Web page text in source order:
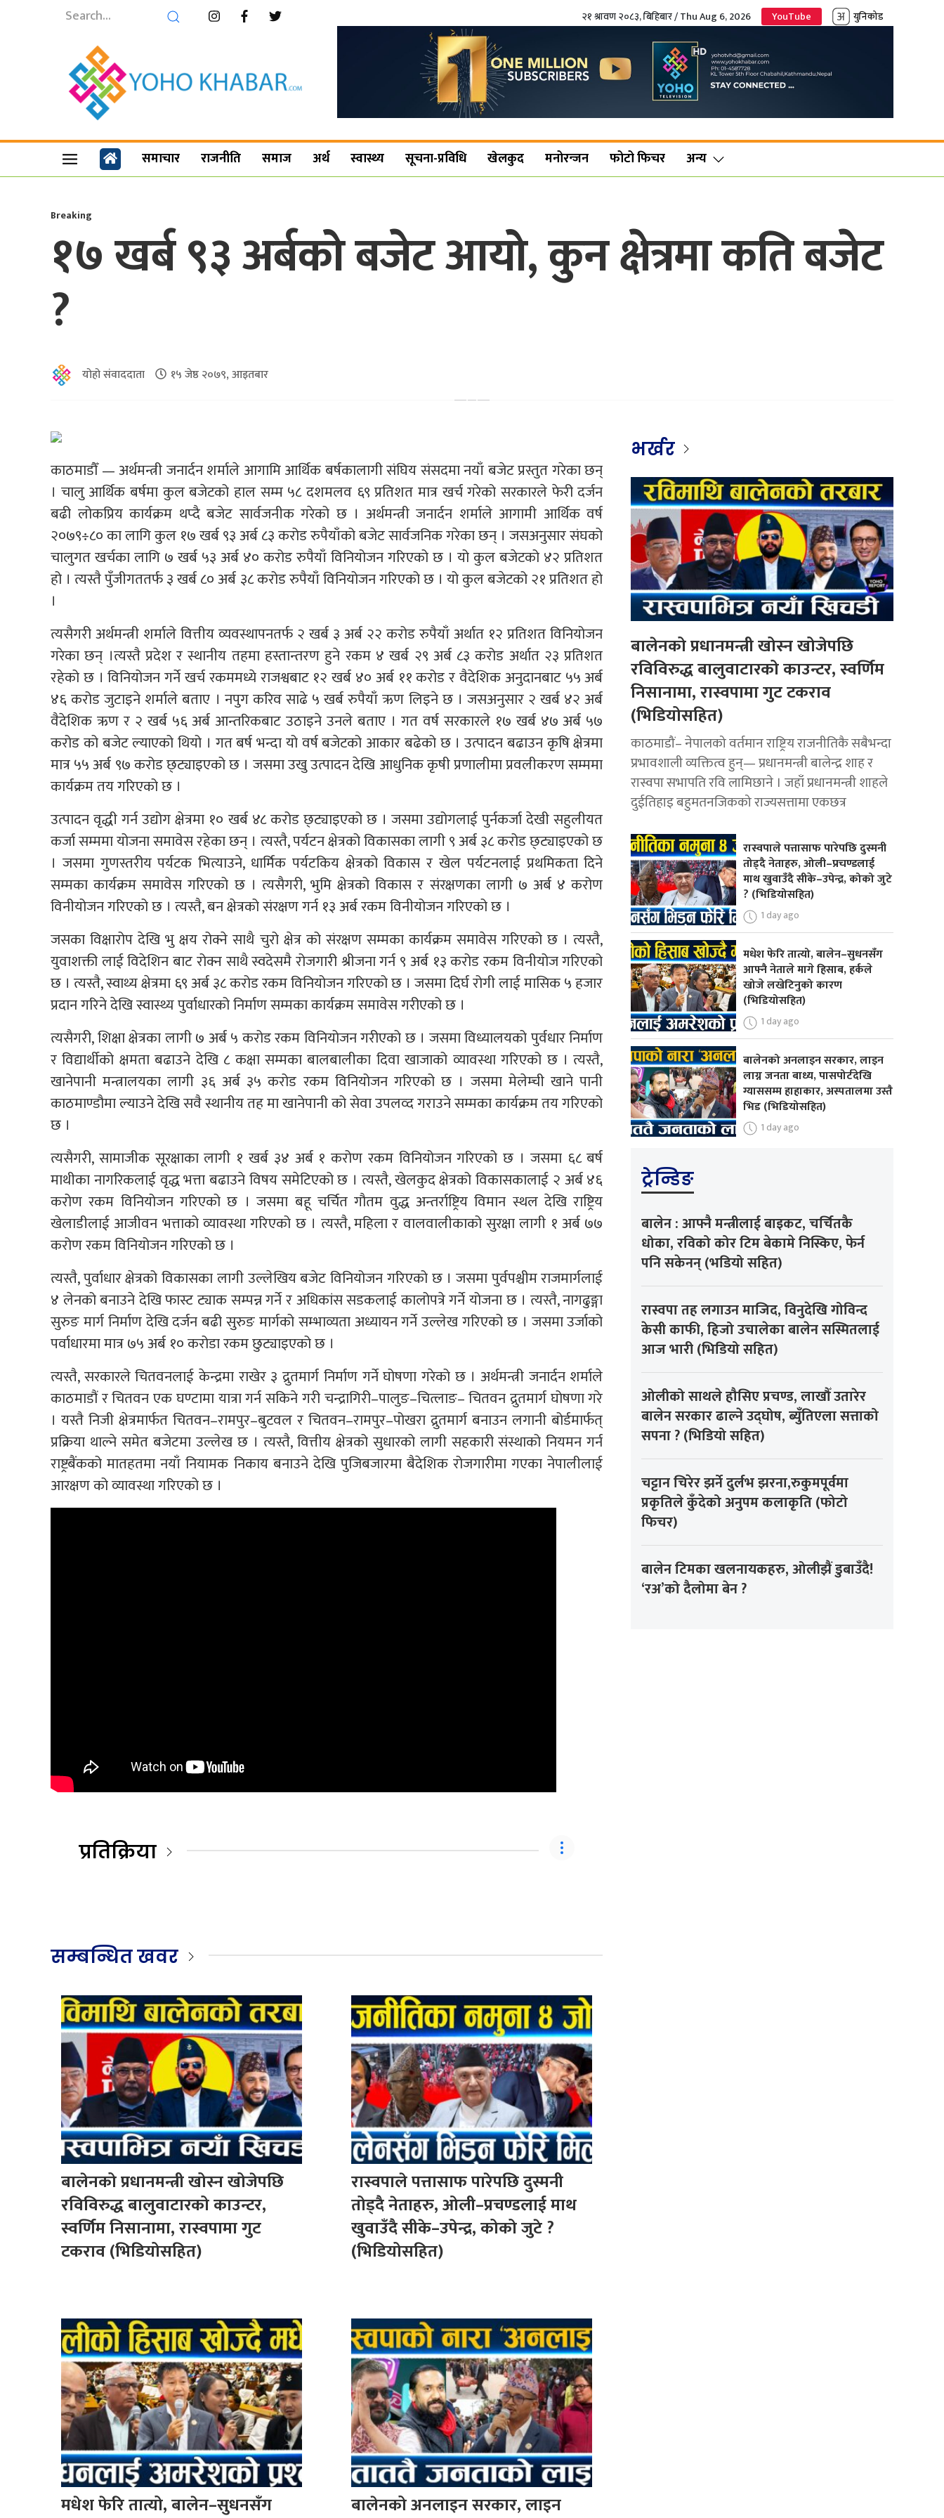
२१ श्रावण २०८३, बिहिबार / Thu Aug 6, 2026 YouTube युनिकोड
समाचार राजनीति समाज अर्थ स्वास्थ्य सूचना-प्रविधि खेलकुद मनोरन्जन फोटो फिचर अन्य
Breaking
१७ खर्ब ९३ अर्बको बजेट आयो, कुन क्षेत्रमा कति बजेट
?
योहो संवाददाता १५ जेष्ठ २०७९, आइतबार
काठमाडौँ — अर्थमन्त्री जनार्दन शर्माले आगामि आर्थिक बर्षकालागी संघिय संसदमा नयाँ बजेट प्रस्तुत गरेका छन्
। चालु आर्थिक बर्षमा कुल बजेटको हाल सम्म ५८ दशमलव ६९ प्रतिशत मात्र खर्च गरेको सरकारले फेरी दर्जन
बढी लोकप्रिय कार्यक्रम थप्दै बजेट सार्वजनीक गरेको छ । अर्थमन्त्री जनार्दन शर्माले आगामी आर्थिक वर्ष
२०७९÷८० का लागि कुल १७ खर्ब ९३ अर्ब ८३ करोड रुपैयाँको बजेट सार्वजनिक गरेका छन् । जसअनुसार संघको
चालुगत खर्चका लागि ७ खर्ब ५३ अर्ब ४० करोड रुपैयाँ विनियोजन गरिएको छ । यो कुल बजेटको ४२ प्रतिशत
हो । त्यस्तै पुँजीगततर्फ ३ खर्ब ८० अर्ब ३८ करोड रुपैयाँ विनियोजन गरिएको छ । यो कुल बजेटको २१ प्रतिशत हो
।
त्यसैगरी अर्थमन्त्री शर्माले वित्तीय व्यवस्थापनतर्फ २ खर्ब ३ अर्ब २२ करोड रुपैयाँ अर्थात १२ प्रतिशत विनियोजन
गरेका छन् ।त्यस्तै प्रदेश र स्थानीय तहमा हस्तान्तरण हुने रकम ४ खर्ब २९ अर्ब ८३ करोड अर्थात २३ प्रतिशत
रहेको छ । विनियोजन गर्ने खर्च रकममध्ये राजश्वबाट १२ खर्ब ४० अर्ब ११ करोड र वैदेशिक अनुदानबाट ५५ अर्ब
४६ करोड जुटाइने शर्माले बताए । नपुग करिव साढे ५ खर्ब रुपैयाँ ऋण लिइने छ । जसअनुसार २ खर्ब ४२ अर्ब
वैदेशिक ऋण र २ खर्ब ५६ अर्ब आन्तरिकबाट उठाइने उनले बताए । गत वर्ष सरकारले १७ खर्ब ४७ अर्ब ५७
करोड को बजेट ल्याएको थियो । गत बर्ष भन्दा यो वर्ष बजेटको आकार बढेको छ । उत्पादन बढाउन कृषि क्षेत्रमा
मात्र ५५ अर्ब ९७ करोड छ्ट्याइएको छ । जसमा उखु उत्पादन देखि आधुनिक कृषी प्रणालीमा प्रवलीकरण सम्ममा
कार्यक्रम तय गरिएको छ ।
उत्पादन वृद्धी गर्न उद्योग क्षेत्रमा १० खर्ब ४८ करोड छ्ट्याइएको छ । जसमा उद्योगलाई पुर्नकर्जा देखी सहुलीयत
कर्जा सम्ममा योजना समावेस रहेका छन् । त्यस्तै, पर्यटन क्षेत्रको विकासका लागी ९ अर्ब ३८ करोड छ्ट्याइएको छ
। जसमा गुणस्तरीय पर्यटक भित्याउने, धार्मिक पर्यटकिय क्षेत्रको विकास र खेल पर्यटनलाई प्रथमिकता दिने
सम्मका कार्यक्रम समावेस गरिएको छ । त्यसैगरी, भुमि क्षेत्रको विकास र संरक्षणका लागी ७ अर्ब ४ करोण
विनीयोजन गरिएको छ । त्यस्तै, बन क्षेत्रको संरक्षण गर्न १३ अर्ब रकम विनीयोजन गरिएको छ ।
जसका विक्षारोप देखि भु क्षय रोक्ने साथै चुरो क्षेत्र को संरक्षण सम्मका कार्यक्रम समावेस गरिएको छ । त्यस्तै,
युवाशक्ती लाई विदेशिन बाट रोक्न साथै स्वदेसमै रोजगारी श्रीजना गर्न ९ अर्ब १३ करोड रकम विनीयोज गरिएको
छ । त्यस्तै, स्वाथ्य क्षेत्रमा ६९ अर्ब ३८ करोड रकम विनियोजन गरिएको छ । जसमा दिर्घ रोगी लाई मासिक ५ हजार
प्रदान गरिने देखि स्वास्थ्य पुर्वाधारको निर्माण सम्मका कार्यक्रम समावेस गरीएको छ ।
त्यसैगरी, शिक्षा क्षेत्रका लागी ७ अर्ब ५ करोड रकम विनियोजन गरीएको छ । जसमा विध्यालयको पुर्वधार निर्माण
र विद्यार्थीको क्षमता बढाउने देखि ८ कक्षा सम्मका बालबालीका दिवा खाजाको व्यावस्था गरिएको छ । त्यस्तै,
खानेपानी मन्त्रालयका लागी ३६ अर्ब ३५ करोड रकम विनियोजन गरिएको छ । जसमा मेलेम्ची खाने पानी
काठमाण्डौमा ल्याउने देखि सवै स्थानीय तह मा खानेपानी को सेवा उपलव्द गराउने सम्मका कार्यक्रम तय गरिएको
छ ।
त्यसैगरी, सामाजीक सूरक्षाका लागी १ खर्ब ३४ अर्ब १ करोण रकम विनियोजन गरिएको छ । जसमा ६८ बर्ष
माथीका नागरिकलाई वृद्ध भत्ता बढाउने विषय समेटिएको छ । त्यस्तै, खेलकुद क्षेत्रको विकासकालाई २ अर्ब ४६
करोण रकम विनियोजन गरिएको छ । जसमा बहू चर्चित गौतम वुद्ध अन्तर्राष्ट्रिय विमान स्थल देखि राष्ट्रिय
खेलाडीलाई आजीवन भत्ताको व्यावस्था गरिएको छ । त्यस्तै, महिला र वालवालीकाको सुरक्षा लागी १ अर्ब ७७
करोण रकम विनियोजन गरिएको छ ।
त्यस्तै, पुर्वाधार क्षेत्रको विकासका लागी उल्लेखिय बजेट विनियोजन गरिएको छ । जसमा पुर्वपश्चीम राजमार्गलाई
४ लेनको बनाउने देखि फास्ट ट्याक सम्पन्न गर्ने र अधिकांस सडकलाई कालोपत्रे गर्ने योजना छ । त्यस्तै, नागढुङ्गा
सुरुङ मार्ग निर्माण देखि दर्जन बढी सुरुङ मार्गको सम्भाव्यता अध्यायन गर्ने उल्लेख गरिएको छ । जसमा उर्जाको
पर्वाधारमा मात्र ७५ अर्ब १० करोडा रकम छुट्याइएको छ ।
त्यस्तै, सरकारले चितवनलाई केन्द्रमा राखेर ३ द्रुतमार्ग निर्माण गर्ने घोषणा गरेको छ । अर्थमन्त्री जनार्दन शर्माले
काठमाडौं र चितवन एक घण्टामा यात्रा गर्न सकिने गरी चन्द्रागिरी–पालुङ–चित्लाङ– चितवन द्रुतमार्ग घोषणा गरे
। यस्तै निजी क्षेत्रमार्फत चितवन–रामपुर–बुटवल र चितवन–रामपुर–पोखरा द्रुतमार्ग बनाउन लगानी बोर्डमार्फत्
प्रक्रिया थाल्ने समेत बजेटमा उल्लेख छ । त्यस्तै, वित्तीय क्षेत्रको सुधारको लागी सहकारी संस्थाको नियमन गर्न
राष्ट्रबैंकको मातहतमा नयाँ नियामक निकाय बनाउने देखि पुजिबजारमा बैदेशिक रोजगारीमा गएका नेपालीलाई
आरक्षण को व्यावस्था गरिएको छ ।
प्रतिक्रिया
सम्बन्धित खवर
बालेनको प्रधानमन्त्री खोस्न खोजेपछि
रविविरुद्ध बालुवाटारको काउन्टर,
स्वर्णिम निसानामा, रास्वपामा गुट
टकराव (भिडियोसहित)
रास्वपाले पत्तासाफ पारेपछि दुस्मनी
तोड्दै नेताहरु, ओली–प्रचण्डलाई माथ
खुवाउँदै सीके–उपेन्द्र, कोको जुटे ?
(भिडियोसहित)
मधेश फेरि तात्यो, बालेन–सुधनसँग
बालेनको अनलाइन सरकार, लाइन
भर्खर
बालेनको प्रधानमन्त्री खोस्न खोजेपछि
रविविरुद्ध बालुवाटारको काउन्टर, स्वर्णिम
निसानामा, रास्वपामा गुट टकराव
(भिडियोसहित)
काठमाडौं– नेपालको वर्तमान राष्ट्रिय राजनीतिकै सबैभन्दा
प्रभावशाली व्यक्तित्व हुन्— प्रधानमन्त्री बालेन्द्र शाह र
रास्वपा सभापति रवि लामिछाने । जहाँ प्रधानमन्त्री शाहले
दुईतिहाइ बहुमतनजिकको राज्यसत्तामा एकछत्र
रास्वपाले पत्तासाफ पारेपछि दुस्मनी
तोड्दै नेताहरु, ओली–प्रचण्डलाई
माथ खुवाउँदै सीके–उपेन्द्र, कोको जुटे
? (भिडियोसहित)
1 day ago
मधेश फेरि तात्यो, बालेन–सुधनसँग
आफ्नै नेताले मागे हिसाब, हर्कले
खोजे लखेटिनुको कारण
(भिडियोसहित)
1 day ago
बालेनको अनलाइन सरकार, लाइन
लाग्न जनता बाध्य, पासपोर्टदेखि
ग्याससम्म हाहाकार, अस्पतालमा उस्तै
भिड (भिडियोसहित)
1 day ago
ट्रेन्डिङ
बालेन : आफ्नै मन्त्रीलाई बाइकट, चर्चितकै
धोका, रविको कोर टिम बेकामे निस्किए, फेर्न
पनि सकेनन् (भडियो सहित)
रास्वपा तह लगाउन माजिद, विनुदेखि गोविन्द
केसी काफी, हिजो उचालेका बालेन सस्मितलाई
आज भारी (भिडियो सहित)
ओलीको साथले हौसिए प्रचण्ड, लाखौँ उतारेर
बालेन सरकार ढाल्ने उद्घोष, ब्युँतिएला सत्ताको
सपना ? (भिडियो सहित)
चट्टान चिरेर झर्ने दुर्लभ झरना,रुकुमपूर्वमा
प्रकृतिले कुँदेको अनुपम कलाकृति (फोटो
फिचर)
बालेन टिमका खलनायकहरु, ओलीझैं डुबाउँदै!
‘रअ’को दैलोमा बेन ?